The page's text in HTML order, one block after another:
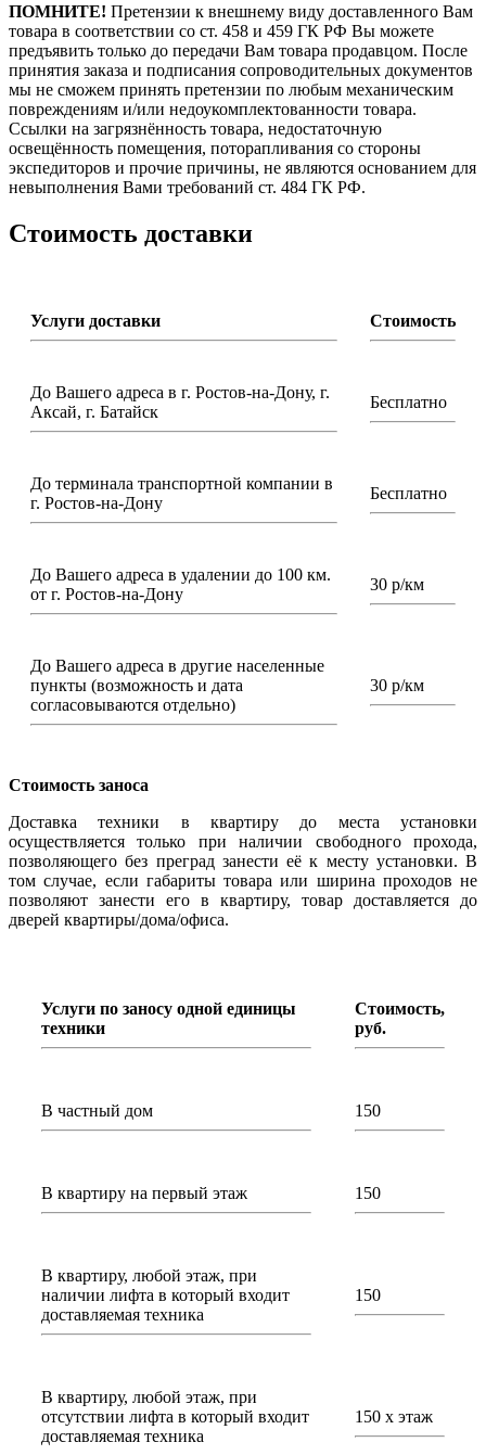
ПОМНИТЕ! Претензии к внешнему виду доставленного Вам
товара в соответствии со ст. 458 и 459 ГК РФ Вы можете
предъявить только до передачи Вам товара продавцом. После
принятия заказа и подписания сопроводительных документов
мы не сможем принять претензии по любым механическим
повреждениям и/или недоукомплектованности товара.
Ссылки на загрязнённость товара, недостаточную
освещённость помещения, поторапливания со стороны
экспедиторов и прочие причины, не являются основанием для
невыполнения Вами требований ст. 484 ГК РФ.
Стоимость доставки
Услуги доставки Стоимость
До Вашего адреса в г. Ростов-на-Дону, г.
Аксай, г. Батайск
Бесплатно
До терминала транспортной компании в
г. Ростов-на-Дону
Бесплатно
До Вашего адреса в удалении до 100 км.
от г. Ростов-на-Дону
30 р/км
До Вашего адреса в другие населенные
пункты (возможность и дата
согласовываются отдельно)
30 р/км
Стоимость заноса
Доставка техники в квартиру до места установки
осуществляется только при наличии свободного прохода,
позволяющего без преград занести её к месту установки. В
том случае, если габариты товара или ширина проходов не
позволяют занести его в квартиру, товар доставляется до
дверей квартиры/дома/офиса.
Услуги по заносу одной единицы
техники
Стоимость,
руб.
В частный дом 150
В квартиру на первый этаж 150
В квартиру, любой этаж, при
наличии лифта в который входит
доставляемая техника
150
В квартиру, любой этаж, при
отсутствии лифта в который входит
доставляемая техника
150 х этаж